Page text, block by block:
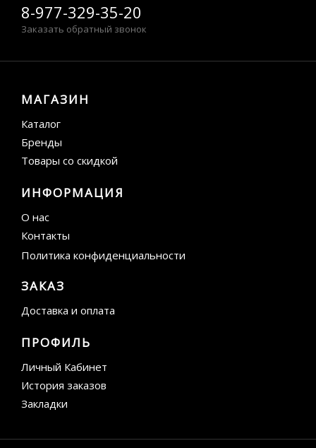
8-977-329-35-20
Заказать обратный звонок
МАГАЗИН
Каталог
Бренды
Товары со скидкой
ИНФОРМАЦИЯ
О нас
Контакты
Политика конфиденциальности
ЗАКАЗ
Доставка и оплата
ПРОФИЛЬ
Личный Кабинет
История заказов
Закладки